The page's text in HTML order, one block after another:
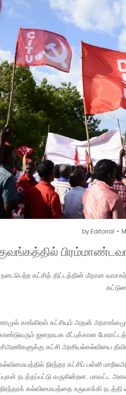
by Editorial
நடைபெற்ற கட்சித் திட்டத்தின் மீதான
ஜனநாயக மீட்புக்கான
கட்சி அரசியல்கல்வியை
நிரந்தர கட்சிப் பள்ளி
நடத்தப்பட்டு வருகின்றன. மாவட்ட
கல்விமையத்தை உருவாக்கி நடத்தி